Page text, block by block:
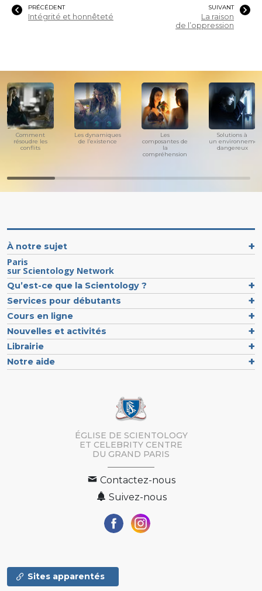
PRÉCÉDENT
Intégrité et honnêteté
SUIVANT
La raison
de l’oppression
Comment
résoudre les
conflits
Les dynamiques
de l’existence
Les
composantes de
la
compréhension
Solutions à
un
dangereux
À notre sujet
Paris
sur Scientology Network
Qu’est-ce que la Scientology ?
Services pour débutants
Cours en ligne
Nouvelles et activités
Librairie
Notre aide
ÉGLISE DE SCIENTOLOGY
ET CELEBRITY CENTRE
DU GRAND PARIS
Contactez-nous
Suivez-nous
Sites apparentés